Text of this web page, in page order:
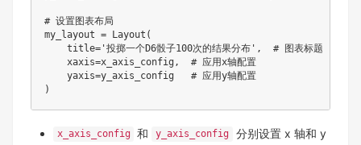
# 设置图表布局
my_layout = Layout(
    title='投掷一个D6骰子100次的结果分布',  # 图表标题
    xaxis=x_axis_config,  # 应用x轴配置
    yaxis=y_axis_config   # 应用y轴配置
)
x_axis_config 和 y_axis_config
分别设置 x 轴和 y